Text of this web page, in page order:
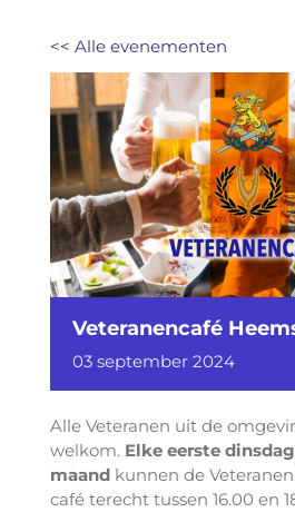
<< Alle evenementen
Veteranencafé
03 september 2024
Alle Veteranen uit de
welkom. Elke eerste
maand kunnen de
café terecht tussen 16.00 en